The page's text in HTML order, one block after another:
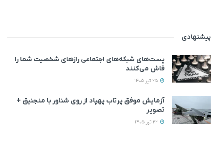
پیشنهادی
پست‌های شبکه‌های اجتماعی رازهای شخصیت شما را
فاش می‌کنند
آزمایش موفق پرتاب پهپاد از روی شناور با منجنیق +
تصویر